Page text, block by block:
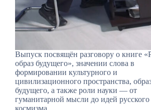
Выпуск посвящён разговору о книге
образ будущего», значении слова в
формировании культурного и
цивилизационного пространства,
будущего, а также роли науки — от
гуманитарной мысли до идей русского